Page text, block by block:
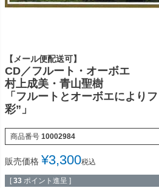
【メール便配送可】
CD／フルート・オーボエ
村上成美・青山聖樹
「フルートとオーボエにより
彩”」
商品番号 10002984
販売価格 ¥3,300税込
[ 33 ポイント進呈 ]